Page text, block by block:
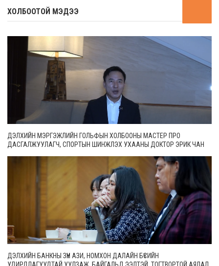
ХОЛБООТОЙ МЭДЭЭ
ДЭЛХИЙН МЭРГЭЖЛИЙН ГОЛЬФЫН ХОЛБООНЫ МАСТЕР ПРО
ДАСГАЛЖУУЛАГЧ, СПОРТЫН ШИНЖЛЭХ УХААНЫ ДОКТОР ЭРИК ЧАН
ДЭЛХИЙН БАНКНЫ ЗҮҮН АЗИ, НОМХОН ДАЛАЙН БҮСИЙН